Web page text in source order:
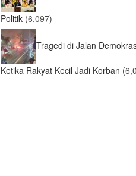
Politik (6,097)
Tragedi di Jalan
Ketika Rakyat Kecil Jadi Korban